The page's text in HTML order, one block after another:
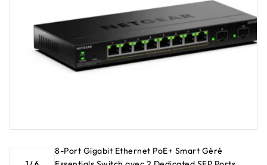
8-Port Gigabit Ethernet PoE+ Smart Géré